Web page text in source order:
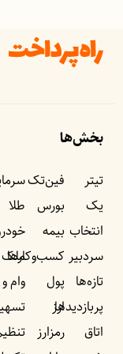
بخش‌ها
تیتر
یک
انتخاب
سردبیر
تازه‌ها
پربازدید‌ها
اتاق
فین‌تک
بورس
بیمه
کسب‌وکار‌ها
پول
ارز
رمزارز
طلا
ملک
وام و